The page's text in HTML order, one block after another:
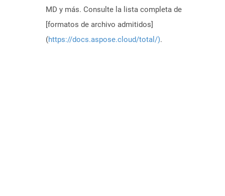
MD y más. Consulte la lista completa de
[formatos de archivo admitidos]
(https://docs.aspose.cloud/total/).